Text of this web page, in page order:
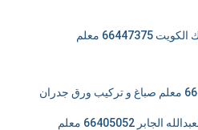
فني تركيب باركيه سيراميك الكويت 66447375 معلم
دهان صباغ ضاحية مبارك العبدالله الجابر 66405052 معلم